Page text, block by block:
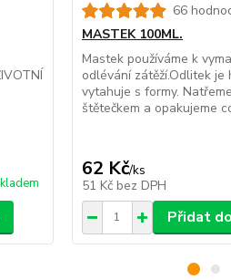
66
MASTEK 100ML.
Mastek používáme k
odlévání zátěží.Odlitek je
vytahuje s formy.
štětečkem a opakujeme
62 Kč/ks
51 Kč bez DPH
Přidat